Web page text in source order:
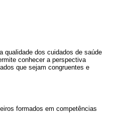
qualidade dos cuidados de saúde
conhecer a perspectiva
que sejam congruentes e
formados em competências